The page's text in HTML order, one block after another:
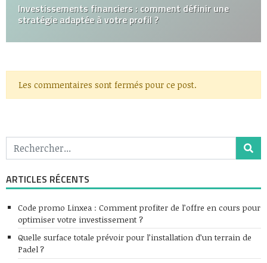
Investissements financiers : comment définir une
stratégie adaptée à votre profil ?
Les commentaires sont fermés pour ce post.
ARTICLES RÉCENTS
Code promo Linxea : Comment profiter de l’offre en cours pour
optimiser votre investissement ?
Quelle surface totale prévoir pour l’installation d’un terrain de
Padel ?